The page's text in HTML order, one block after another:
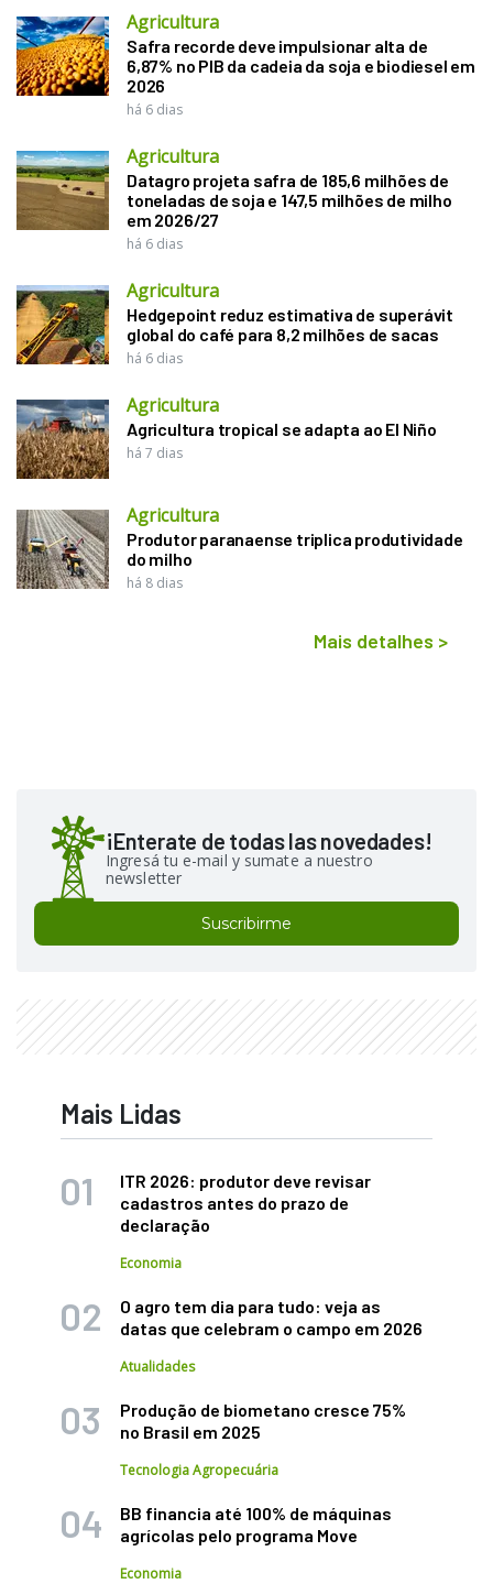
Agricultura
Safra recorde deve impulsionar alta de
6,87% no PIB da cadeia da soja e biodiesel em
2026
há 6 dias
Agricultura
Datagro projeta safra de 185,6 milhões de
toneladas de soja e 147,5 milhões de milho
em 2026/27
há 6 dias
Agricultura
Hedgepoint reduz estimativa de superávit
global do café para 8,2 milhões de sacas
há 6 dias
Agricultura
Agricultura tropical se adapta ao El Niño
há 7 dias
Agricultura
Produtor paranaense triplica produtividade
do milho
há 8 dias
Mais detalhes >
¡Enterate de todas las novedades!
Ingresá tu e-mail y sumate a nuestro
newsletter
Suscribirme
Mais Lidas
ITR 2026: produtor deve revisar
cadastros antes do prazo de
declaração
Economia
O agro tem dia para tudo: veja as
datas que celebram o campo em 2026
Atualidades
Produção de biometano cresce 75%
no Brasil em 2025
Tecnologia Agropecuária
BB financia até 100% de máquinas
agrícolas pelo programa Move
Economia